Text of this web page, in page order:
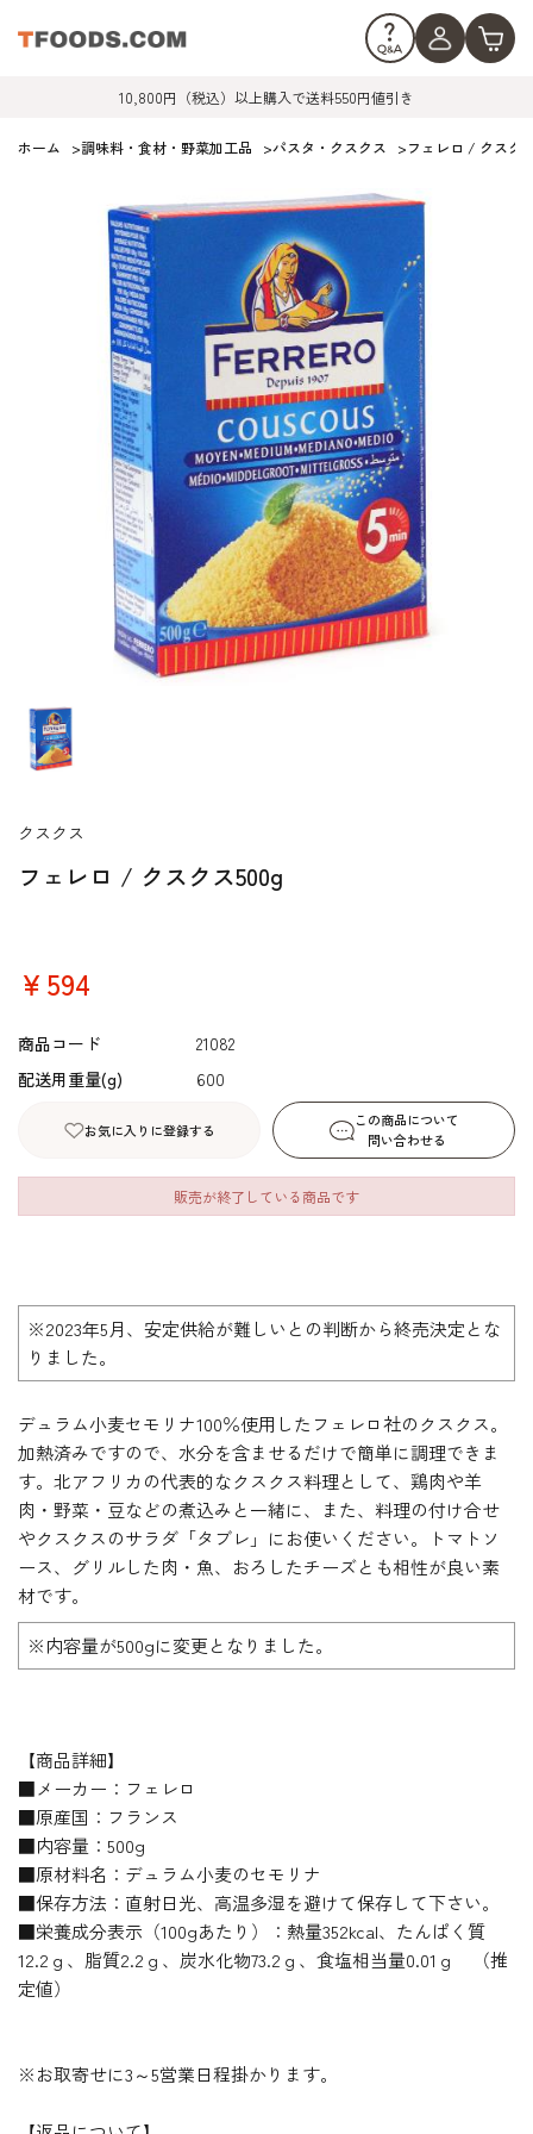
10,800円（税込）以上購入で送料550円値引き
ホーム >調味料・食材・野菜加工品 >パスタ・クスクス >フェレロ / クスク
フェレロ / クスクス500g
クスクス
￥594
商品コード
21082
配送用重量(g)
600
お気に入りに登録する
この商品について
問い合わせる
販売が終了している商品です
※2023年5月、安定供給が難しいとの判断から終売決定とな
りました。
デュラム小麦セモリナ100％使用したフェレロ社のクスクス。
加熱済みですので、水分を含ませるだけで簡単に調理できま
す。北アフリカの代表的なクスクス料理として、鶏肉や羊
肉・野菜・豆などの煮込みと一緒に、また、料理の付け合せ
やクスクスのサラダ「タブレ」にお使いください。トマトソ
ース、グリルした肉・魚、おろしたチーズとも相性が良い素
材です。
※内容量が500gに変更となりました。
【商品詳細】
■メーカー：フェレロ
■原産国：フランス
■内容量：500g
■原材料名：デュラム小麦のセモリナ
■保存方法：直射日光、高温多湿を避けて保存して下さい。
■栄養成分表示（100gあたり）：熱量352kcal、たんぱく質
12.2ｇ、脂質2.2ｇ、炭水化物73.2ｇ、食塩相当量0.01ｇ （推
定値）
※お取寄せに3～5営業日程掛かります。